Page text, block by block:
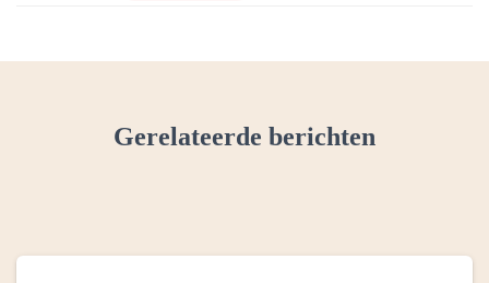
Gerelateerde berichten